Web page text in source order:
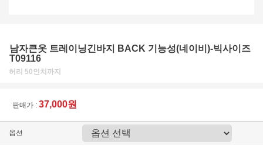
남자큰옷 트레이닝긴바지 BACK 기능성(네이비)-빅사이즈
T09116
허리 50인치까지
판매가 : 37,000원
옵션